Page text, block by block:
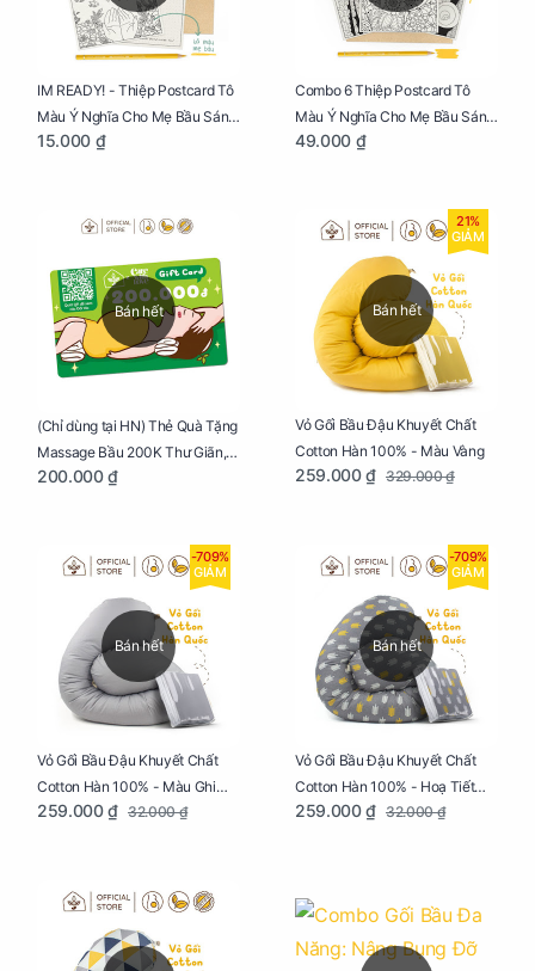
IM READY! - Thiệp Postcard Tô
Màu Ý Nghĩa Cho Mẹ Bầu Sáng
Tạo, Thư Giãn Và Hạnh Phúc
15.000 ₫
Combo 6 Thiệp Postcard Tô
Màu Ý Nghĩa Cho Mẹ Bầu Sáng
Tạo, Thư Giãn Và Hạnh Phúc
49.000 ₫
Bán hết
(Chỉ dùng tại HN) Thẻ Quà Tặng
Massage Bầu 200K Thư Giãn,
Tăng Tuần Hoàn Máu, Ngủ
200.000 ₫
Bán hết
21%
GIẢM
Vỏ Gối Bầu Đậu Khuyết Chất
Cotton Hàn 100% - Màu Vàng
259.000 ₫ 329.000 ₫
Bán hết
-709%
GIẢM
Vỏ Gối Bầu Đậu Khuyết Chất
Cotton Hàn 100% - Màu Ghi
Xám
259.000 ₫ 32.000 ₫
Bán hết
-709%
GIẢM
Vỏ Gối Bầu Đậu Khuyết Chất
Cotton Hàn 100% - Hoạ Tiết
Xương Cá
259.000 ₫ 32.000 ₫